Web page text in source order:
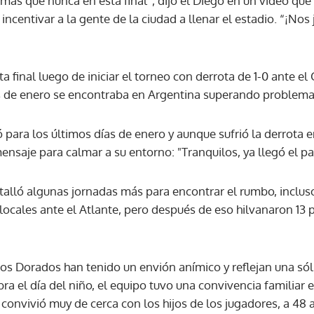
a la gente de la ciudad a llenar el estadio.
final luego de iniciar el torneo con derrota de 1-0 ante el
enero se encontraba en Argentina superando
los últimos días de enero y aunque sufrió la derrota
para calmar a su entorno: "Tranquilos, ya llegó el
algunas jornadas más para encontrar el rumbo,
ante el Atlante, pero después de eso hilvanaron 13
Dorados han tenido un envión anímico y reflejan una
el día del niño, el equipo tuvo una convivencia familiar
muy de cerca con los hijos de los jugadores, a 48